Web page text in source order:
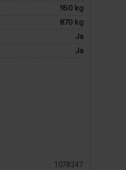
950 kg
870 kg
Ja
Ja
1078247